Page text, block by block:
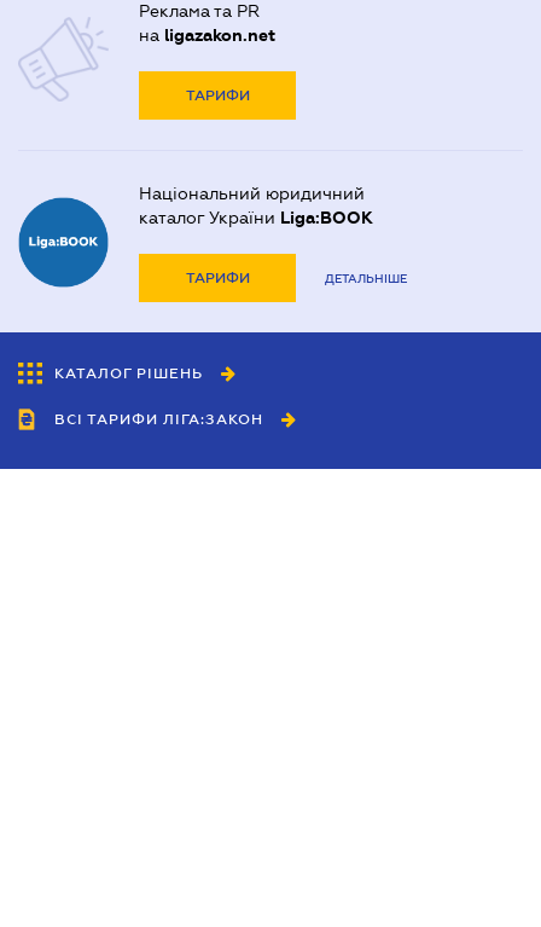
Реклама та PR
на ligazakon.net
ТАРИФИ
Національний юридичний
каталог України Liga:BOOK
ТАРИФИ ДЕТАЛЬНІШЕ
КАТАЛОГ РІШЕНЬ
ВСІ ТАРИФИ ЛІГА:ЗАКОН